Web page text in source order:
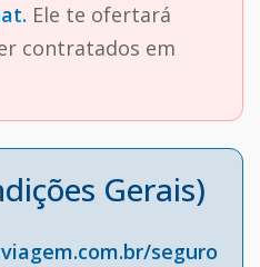
Ele te ofertará
contratados em
Gerais)
seguro